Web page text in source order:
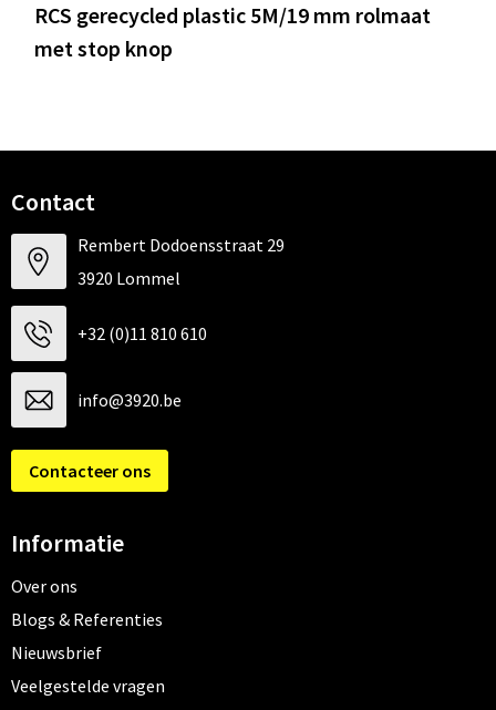
RCS gerecycled plastic 5M/19 mm rolmaat
met stop knop
Contact
Rembert Dodoensstraat 29
3920 Lommel
+32 (0)11 810 610
info@3920.be
Contacteer ons
Informatie
Over ons
Blogs & Referenties
Nieuwsbrief
Veelgestelde vragen